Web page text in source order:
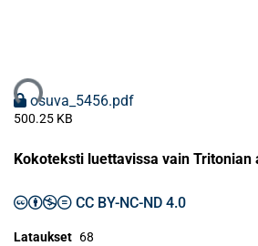
osuva_5456.pdf
500.25 KB
Kokoteksti luettavissa vain
CC BY-NC-ND 4.0
Lataukset 68